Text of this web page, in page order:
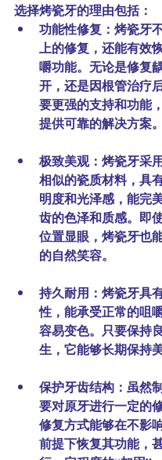
选择烤瓷牙的理由包括：
功能性修复 ：烤瓷牙
上的修复，还能有效
嚼功能。无论是修复
开，还是因根管治疗
要更强的支持和功能
提供可靠的解决方案。
极致美观：烤瓷牙采
相似的瓷质材料，具
明度和光泽感，能完
齿的色泽和质感。即
位置显眼，烤瓷牙也
的自然笑容。
持久耐用 ：烤瓷牙具
性，能承受正常的咀
容易变色。只要保持
生，它能够长期保持
保护牙齿结构 ：虽然
要对原牙进行一定的
修复方式能够在不影
前提下恢复其功能，